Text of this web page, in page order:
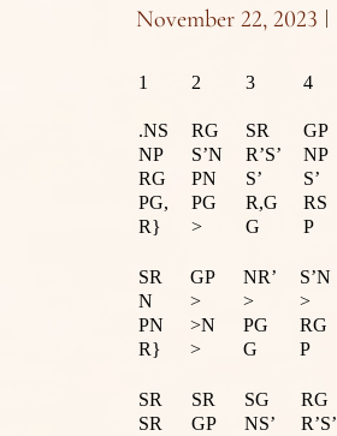
November 22, 2023
1 2 3 4
.NS RG SR GP
NP
S’N R’S’ NP
RG
PN S’ S’
PG,
PG R,G RS
R}
> G P
SR GP NR’ S’N
N
> > >
PN
>N PG RG
R}
> G P
SR SR SG RG
SR
GP NS’ R’S’